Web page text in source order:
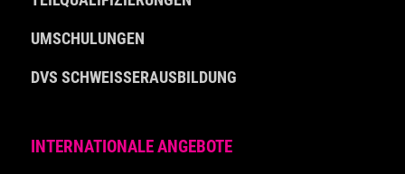
UMSCHULUNGEN
DVS SCHWEISSERAUSBILDUNG
INTERNATIONALE ANGEBOTE